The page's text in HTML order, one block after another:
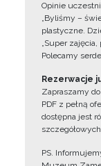
Opinie
„Byliśmy –
plastyczne.
„Super
Polecamy
Rezerwacje
Zapraszamy
PDF z pełną
dostępna jest
PS.